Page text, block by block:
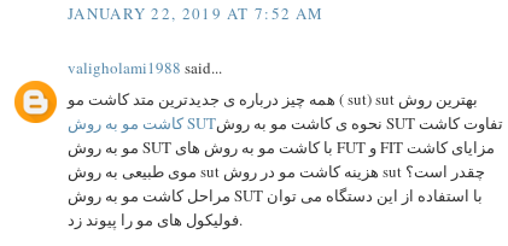
JANUARY 22, 2019 AT 7:52 AM
valigholami1988 said...
همه چیز درباره ی جدیدترین متد کاشت مو ( sut) sut بهترین روش
کاشت مو به روش SUTنحوه ی کاشت مو به روش SUT تفاوت کاشت
مو به روش SUT با کاشت مو به روش های FUT و FIT مزایای کاشت
موی طبیعی به روش sut هزینه کاشت مو در روش sut چقدر است؟
مراحل کاشت مو به روش SUT با استفاده از این دستگاه می توان
فولیکول های مو را پیوند زد.